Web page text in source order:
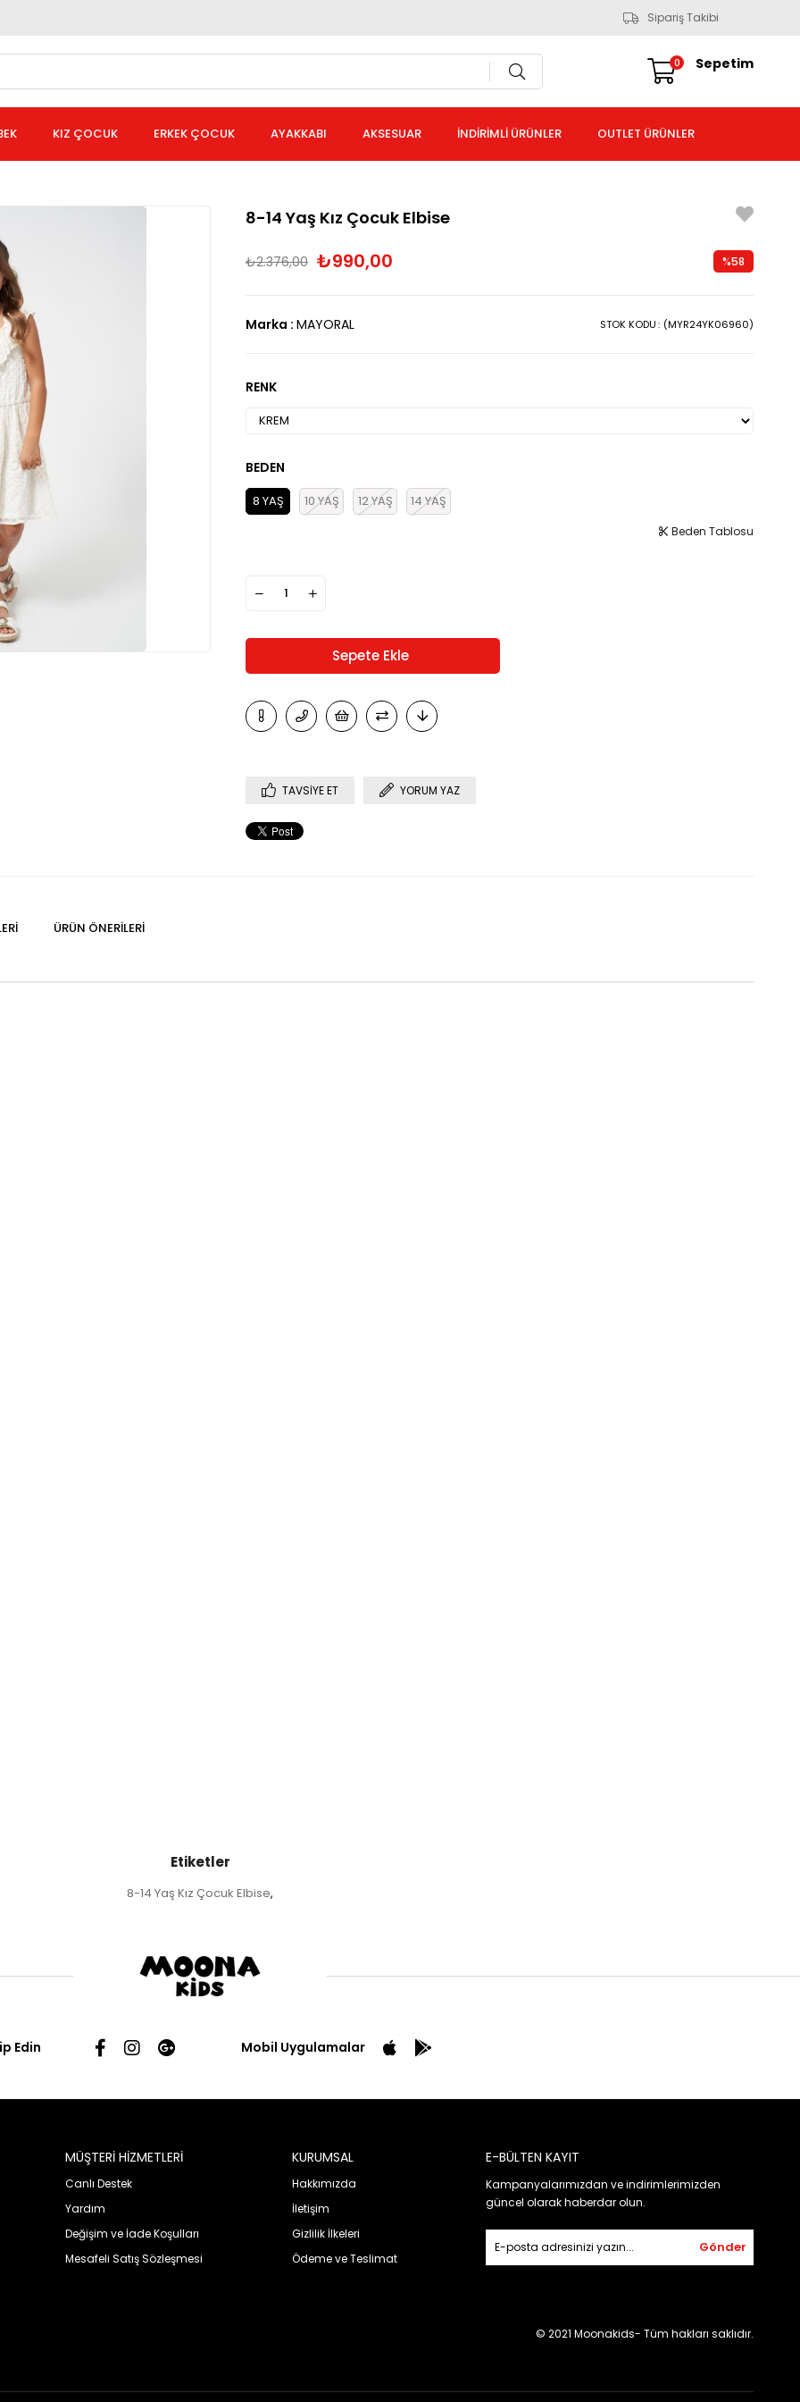
Sipariş Takibi
Sepetim
0
KIZ ÇOCUK ERKEK ÇOCUK AYAKKABI AKSESUAR İNDİRİMLİ ÜRÜNLER OUTLET ÜRÜNLER
8-14 Yaş Kız Çocuk Elbise
₺2.376,00 ₺990,00 %58
(MYR24YK06960)
STOK KODU
Marka : MAYORAL
RENK
BEDEN
8 YAŞ 10 YAŞ 12 YAŞ 14 YAŞ
Beden Tablosu
TAVSIYE ET YORUM YAZ
ÜRÜN ÖNERILERI
Etiketler
8-14 Yaş Kız Çocuk Elbise,
Edin Mobil Uygulamalar
MÜŞTERİ HİZMETLERİ
Canlı Destek
Yardım
Değişim ve İade Koşulları
Mesafeli Satış Sözleşmesi
KURUMSAL
Hakkımızda
İletişim
Gizlilik İlkeleri
Ödeme ve Teslimat
E-BÜLTEN KAYIT
Kampanyalarımızdan ve indirimlerimizden
güncel olarak haberdar olun.
Gönder
© 2021 Moonakids- Tüm hakları saklıdır.